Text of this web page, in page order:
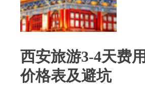
西安旅游3-4天费
价格表及避坑